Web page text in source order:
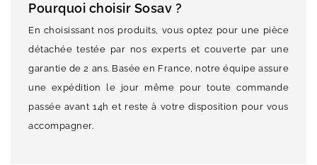
Pourquoi choisir Sosav ?
En choisissant nos produits, vous optez pour une pièce
détachée testée par nos experts et couverte par une
garantie de 2 ans. Basée en France, notre équipe assure
une expédition le jour même pour toute commande
passée avant 14h et reste à votre disposition pour vous
accompagner.